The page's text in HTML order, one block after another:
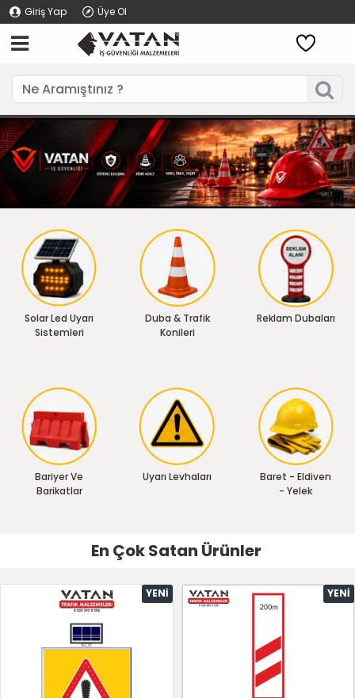
Giriş Yap Üye Ol
Solar Led Uyarı
Sistemleri
Duba & Trafik
Konileri
Reklam Dubaları
Bariyer Ve
Barikatlar
Uyarı Levhaları
Baret - Eldiven
- Yelek
En Çok Satan Ürünler
YENI YENI